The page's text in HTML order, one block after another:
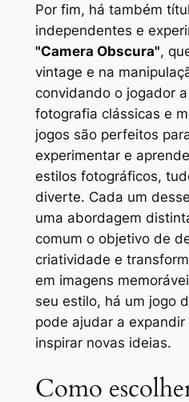
Por fim, há também
independentes e
"Camera Obscura",
vintage e na
convidando o jogador
fotografia clássicas e
jogos são perfeitos
experimentar e
estilos fotográficos,
diverte. Cada um
uma abordagem
comum o objetivo de
criatividade e
em imagens
seu estilo, há um jogo
pode ajudar a
inspirar novas ideias.
Como